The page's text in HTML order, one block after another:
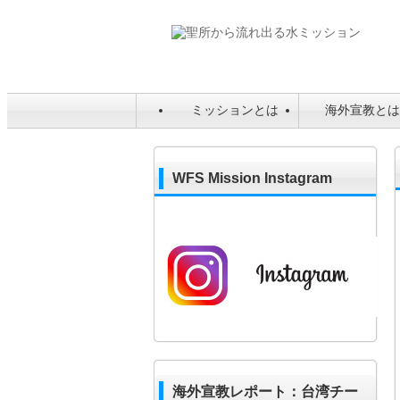
ミッションとは 海外宣教とは
WFS Mission Instagram
海外宣教レポート：台湾チー